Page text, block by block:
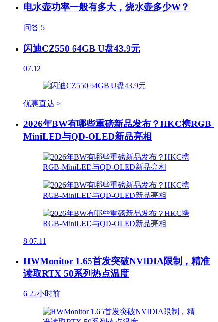
电水壶功率一般有多大，烧水壶多少W？
问答 5
闪迪CZ550 64GB U盘43.9元
07.12
优惠直达 >
2026年BW有哪些重磅新品发布？HKC携RGB-
MiniLED与QD-OLED新品亮相
8 07.11
HWMonitor 1.65首发突破NVIDIA限制，精准
读取RTX 50系列热点温度
6 22小时前